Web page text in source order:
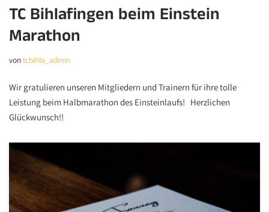
TC Bihlafingen beim Einstein
Marathon
vontcbihla_admin
Wir gratulieren unseren Mitgliedern und Trainern für ihre tolle
Leistung beim Halbmarathon des Einsteinlaufs! Herzlichen
Glückwunsch!!